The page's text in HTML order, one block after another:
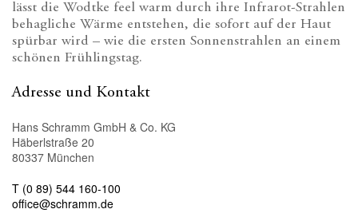
lässt die Wodtke feel warm durch ihre Infrarot-Strahlen
behagliche Wärme entstehen, die sofort auf der Haut
spürbar wird – wie die ersten Sonnenstrahlen an einem
schönen Frühlingstag.
Adresse und Kontakt
Hans Schramm GmbH & Co. KG
Häberlstraße 20
80337 München
T (0 89) 544 160-100
office@schramm.de